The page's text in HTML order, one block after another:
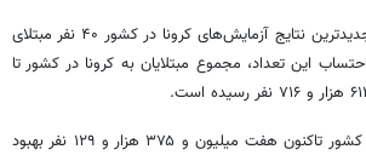
در این بازه زمانی، بر پایه جدیدترین نتایج آزمایش‌های کرونا در کشور ۴۰ نفر مبتلای
این تعداد، مجموع مبتلایان به کرونا در کشور تا
از تعداد بیماران بستری در کشور تاکنون هفت میلیون و ۳۷۵ هزار و ۱۲۹ نفر بهبود